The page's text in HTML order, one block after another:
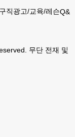
직광고/교육/레슨Q&A
무단 전재 및